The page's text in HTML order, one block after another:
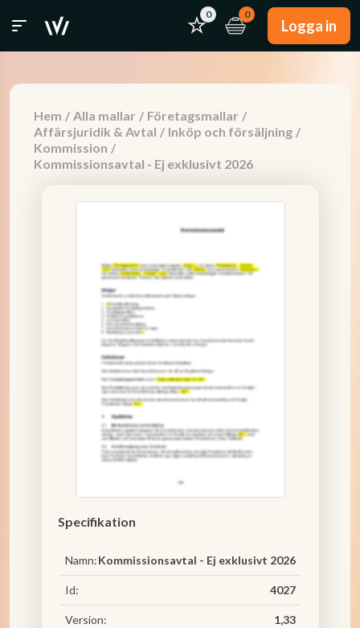
0 0
Logga in
Hem / Alla mallar / Företagsmallar /
Affärsjuridik & Avtal / Inköp och försäljning /
Kommission /
Kommissionsavtal - Ej exklusivt 2026
Specifikation
Namn:Kommissionsavtal - Ej exklusivt 2026
Id: 4027
Version: 1,33